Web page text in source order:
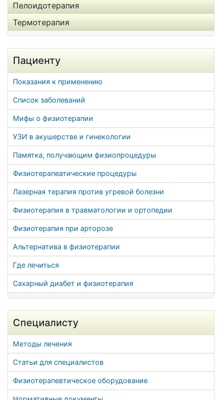
Пелоидотерапия
Термотерапия
Пациенту
Показания к применению
Список заболеваний
Мифы о физиотерапии
УЗИ в акушерстве и гинекологии
Памятка, получающим физиопроцедуры
Физиотерапеатические процедуры
Лазерная терапия против угревой болезни
Физиотерапия в травматологии и ортопедии
Физиотерапия при арторозе
Альтернатива в физиотерапии
Где лечиться
Сахарный диабет и физиотерапия
Специалисту
Методы лечения
Статьи для специалистов
Физиотерапевтическое оборудование